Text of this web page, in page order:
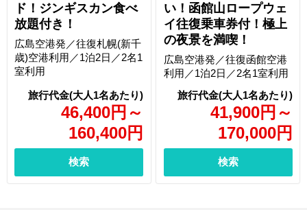
ド！ジンギスカン食べ
放題付き！
46,400円 ～
160,400円
広島空港発／往復札幌(新千
歳)空港利用／1泊2日／2名1
室利用
検索
い！函館山ロープウェ
イ往復乗車券付！極上
の夜景を満喫！
41,900円 ～
170,000円
広島空港発／往復函館空港
利用／1泊2日／2名1室利用
検索